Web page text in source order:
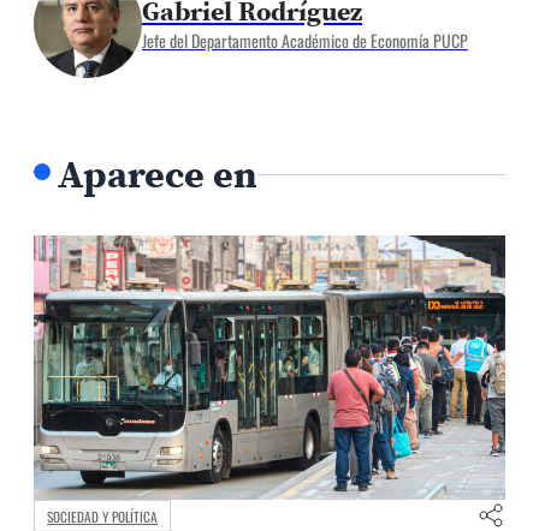
Gabriel Rodríguez
Jefe del Departamento Académico de Economía PUCP
Aparece en
SOCIEDAD Y POLÍTICA